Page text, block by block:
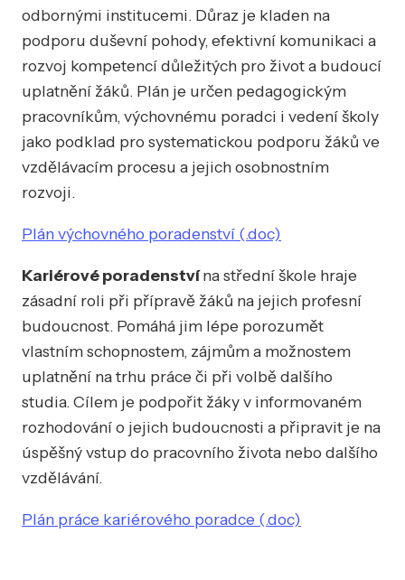
odbornými institucemi. Důraz je kladen na
podporu duševní pohody, efektivní komunikaci a
rozvoj kompetencí důležitých pro život a budoucí
uplatnění žáků. Plán je určen pedagogickým
pracovníkům, výchovnému poradci i vedení školy
jako podklad pro systematickou podporu žáků ve
vzdělávacím procesu a jejich osobnostním
rozvoji.
Plán výchovného poradenství (.doc)
Kariérové poradenstvína střední škole hraje
zásadní roli při přípravě žáků na jejich profesní
budoucnost. Pomáhá jim lépe porozumět
vlastním schopnostem, zájmům a možnostem
uplatnění na trhu práce či při volbě dalšího
studia. Cílem je podpořit žáky v informovaném
rozhodování o jejich budoucnosti a připravit je na
úspěšný vstup do pracovního života nebo dalšího
vzdělávání.
Plán práce kariérového poradce (.doc)